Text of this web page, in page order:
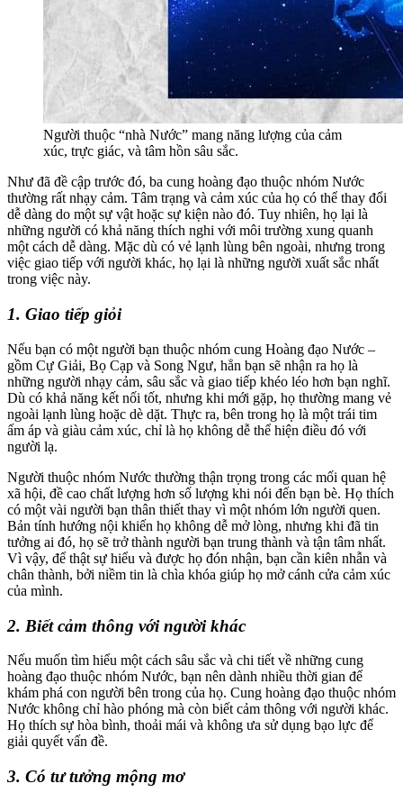
Người thuộc “nhà Nước” mang năng lượng của cảm
xúc, trực giác, và tâm hồn sâu sắc.
Như đã đề cập trước đó, ba cung hoàng đạo thuộc nhóm Nước
thường rất nhạy cảm. Tâm trạng và cảm xúc của họ có thể thay đổi
dễ dàng do một sự vật hoặc sự kiện nào đó. Tuy nhiên, họ lại là
những người có khả năng thích nghi với môi trường xung quanh
một cách dễ dàng. Mặc dù có vẻ lạnh lùng bên ngoài, nhưng trong
việc giao tiếp với người khác, họ lại là những người xuất sắc nhất
trong việc này.
1. Giao tiếp giỏi
Nếu bạn có một người bạn thuộc nhóm cung Hoàng đạo Nước –
gồm Cự Giải, Bọ Cạp và Song Ngư, hẳn bạn sẽ nhận ra họ là
những người nhạy cảm, sâu sắc và giao tiếp khéo léo hơn bạn nghĩ.
Dù có khả năng kết nối tốt, nhưng khi mới gặp, họ thường mang vẻ
ngoài lạnh lùng hoặc dè dặt. Thực ra, bên trong họ là một trái tim
ấm áp và giàu cảm xúc, chỉ là họ không dễ thể hiện điều đó với
người lạ.
Người thuộc nhóm Nước thường thận trọng trong các mối quan hệ
xã hội, đề cao chất lượng hơn số lượng khi nói đến bạn bè. Họ thích
có một vài người bạn thân thiết thay vì một nhóm lớn người quen.
Bản tính hướng nội khiến họ không dễ mở lòng, nhưng khi đã tin
tưởng ai đó, họ sẽ trở thành người bạn trung thành và tận tâm nhất.
Vì vậy, để thật sự hiểu và được họ đón nhận, bạn cần kiên nhẫn và
chân thành, bởi niềm tin là chìa khóa giúp họ mở cánh cửa cảm xúc
của mình.
2. Biết cảm thông với người khác
Nếu muốn tìm hiểu một cách sâu sắc và chi tiết về những cung
hoàng đạo thuộc nhóm Nước, bạn nên dành nhiều thời gian để
khám phá con người bên trong của họ. Cung hoàng đạo thuộc nhóm
Nước không chỉ hào phóng mà còn biết cảm thông với người khác.
Họ thích sự hòa bình, thoải mái và không ưa sử dụng bạo lực để
giải quyết vấn đề.
3. Có tư tưởng mộng mơ